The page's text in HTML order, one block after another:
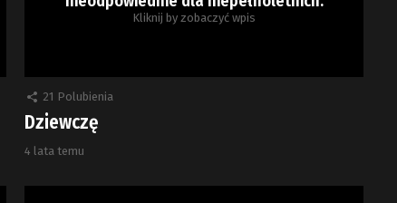
Kliknij by zobaczyć wpis
21 Polubienia
Dziewczę
4 lata temu